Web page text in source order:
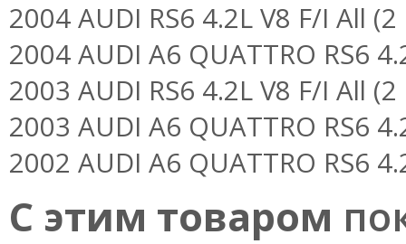
2004 AUDI RS6 4.2L V8 F/I All
2004 AUDI A6 QUATTRO RS6
2003 AUDI RS6 4.2L V8 F/I All
2003 AUDI A6 QUATTRO RS6
2002 AUDI A6 QUATTRO RS6
С этим товаром